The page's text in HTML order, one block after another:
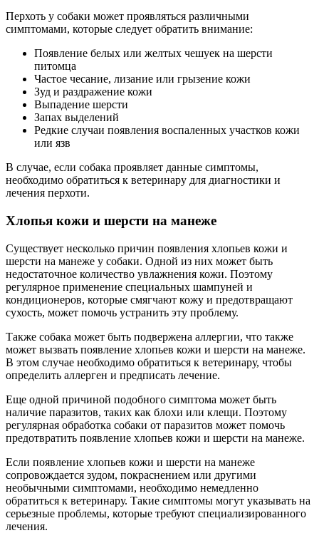
Перхоть у собаки может проявляться различными
симптомами, которые следует обратить внимание:
Появление белых или желтых чешуек на шерсти
питомца
Частое чесание, лизание или грызение кожи
Зуд и раздражение кожи
Выпадение шерсти
Запах выделений
Редкие случаи появления воспаленных участков кожи
или язв
В случае, если собака проявляет данные симптомы,
необходимо обратиться к ветеринару для диагностики и
лечения перхоти.
Хлопья кожи и шерсти на манеже
Существует несколько причин появления хлопьев кожи и
шерсти на манеже у собаки. Одной из них может быть
недостаточное количество увлажнения кожи. Поэтому
регулярное применение специальных шампуней и
кондиционеров, которые смягчают кожу и предотвращают
сухость, может помочь устранить эту проблему.
Также собака может быть подвержена аллергии, что также
может вызвать появление хлопьев кожи и шерсти на манеже.
В этом случае необходимо обратиться к ветеринару, чтобы
определить аллерген и предписать лечение.
Еще одной причиной подобного симптома может быть
наличие паразитов, таких как блохи или клещи. Поэтому
регулярная обработка собаки от паразитов может помочь
предотвратить появление хлопьев кожи и шерсти на манеже.
Если появление хлопьев кожи и шерсти на манеже
сопровождается зудом, покраснением или другими
необычными симптомами, необходимо немедленно
обратиться к ветеринару. Такие симптомы могут указывать на
серьезные проблемы, которые требуют специализированного
лечения.